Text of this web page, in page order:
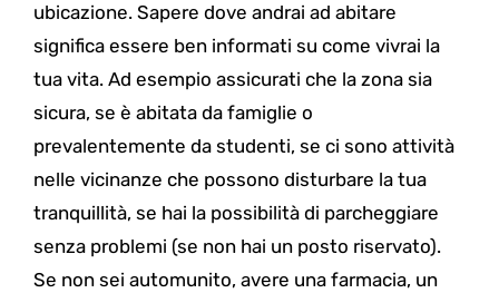
ubicazione. Sapere dove andrai ad abitare
significa essere ben informati su come vivrai la
tua vita. Ad esempio assicurati che la zona sia
sicura, se è abitata da famiglie o
prevalentemente da studenti, se ci sono attività
nelle vicinanze che possono disturbare la tua
tranquillità, se hai la possibilità di parcheggiare
senza problemi (se non hai un posto riservato).
Se non sei automunito, avere una farmacia, un